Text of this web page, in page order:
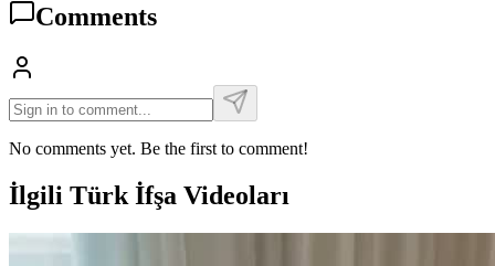
Comments
No comments yet. Be the first to comment!
İlgili Türk İfşa Videoları